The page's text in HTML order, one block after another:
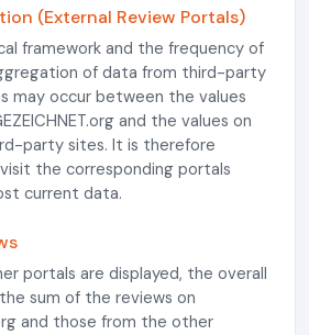
(External Review Portals)
framework and the frequency of
of data from third-party
may occur between the values
and the values on
party sites. It is therefore
the corresponding portals
current data.
portals are displayed, the overall
sum of the reviews on
and those from the other